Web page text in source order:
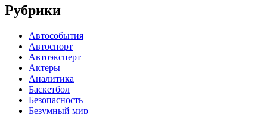
Рубрики
Автособытия
Автоспорт
Автоэксперт
Актеры
Аналитика
Баскетбол
Безопасность
Безумный мир